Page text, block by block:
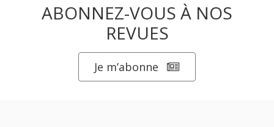
ABONNEZ-VOUS À NOS
REVUES
Je m’abonne